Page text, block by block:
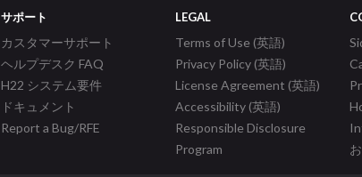
サポート
カスタマーサポート
ヘルプデスク FAQ
H22 システム要件
ドキュメント
Report a Bug/RFE
LEGAL
Terms of Use (英語)
Privacy Policy (英語)
License Agreement (英語)
Accessibility (英語)
Responsible Disclosure
Program